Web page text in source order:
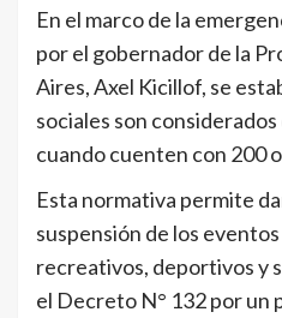
En el marco de la
por el gobernador de la
Aires, Axel Kicillof, se
sociales son
cuando cuenten con 200
Esta normativa permite
suspensión de los
recreativos, deportivos y
el Decreto N° 132 por un